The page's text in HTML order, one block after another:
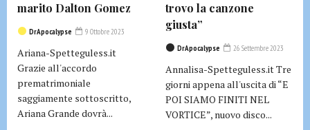
marito Dalton Gomez
DrApocalypse 9 Ottobre 2023
Ariana-Spetteguless.it
Grazie all'accordo
prematrimoniale
saggiamente sottoscritto,
Ariana Grande dovrà...
trovo la canzone
giusta”
DrApocalypse 26 Settembre 2023
Annalisa-Spetteguless.it Tre
giorni appena all'uscita di “E
POI SIAMO FINITI NEL
VORTICE”, nuovo disco...